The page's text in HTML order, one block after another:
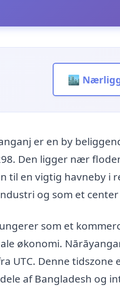
🏙️
er en by
Den ligger nær
til en vigtig havneby i
og som et
som et
økonomi.
UTC. Denne
af Bangladesh og